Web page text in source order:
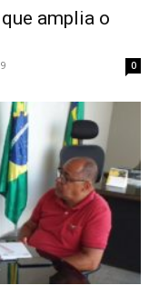
amplia o
0